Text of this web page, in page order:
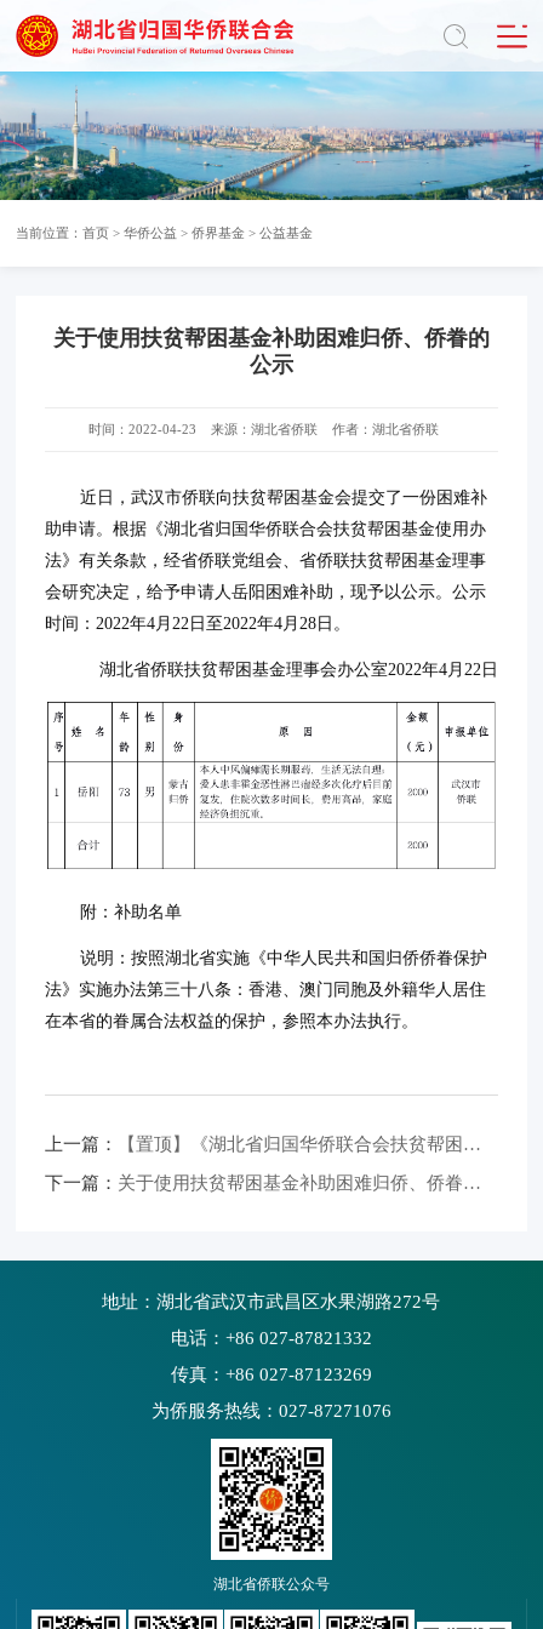
当前位置：首页 >华侨公益 >侨界基金 >公益基金
关于使用扶贫帮困基金补助困难归侨、侨眷的
公示
时间：2022-04-23 来源：湖北省侨联 作者：湖北省侨联
近日，武汉市侨联向扶贫帮困基金会提交了一份困难补
助申请。根据《湖北省归国华侨联合会扶贫帮困基金使用办
法》有关条款，经省侨联党组会、省侨联扶贫帮困基金理事
会研究决定，给予申请人岳阳困难补助，现予以公示。公示
时间：2022年4月22日至2022年4月28日。
湖北省侨联扶贫帮困基金理事会办公室2022年4月22日
附：补助名单
说明：按照湖北省实施《中华人民共和国归侨侨眷保护
法》实施办法第三十八条：香港、澳门同胞及外籍华人居住
在本省的眷属合法权益的保护，参照本办法执行。
上一篇：
【置顶】《湖北省归国华侨联合会扶贫帮困基金》理事会理事长、副理事长、理事名单
下一篇： 关于使用扶贫帮困基金补助困难归侨、侨眷的公示
地址：湖北省武汉市武昌区水果湖路272号
电话：+86 027-87821332
传真：+86 027-87123269
为侨服务热线：027-87271076
湖北省侨联公众号